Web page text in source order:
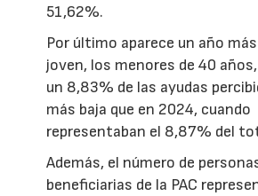
51,62%.
Por último aparece un año
joven, los menores de 40
un 8,83% de las ayudas
más baja que en 2024, cuando
representaban el 8,87% del
Además, el número de
beneficiarias de la PAC